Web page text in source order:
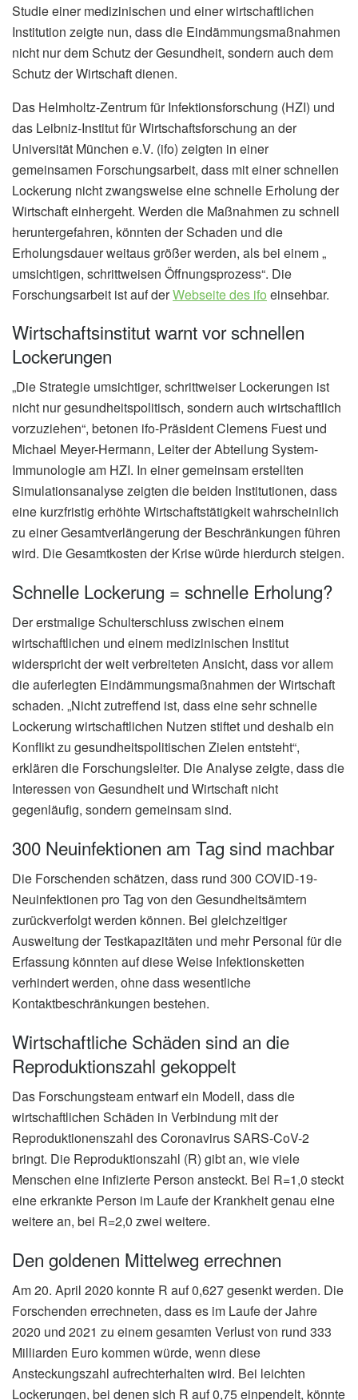
Studie einer medizinischen und einer wirtschaftlichen
Institution zeigte nun, dass die Eindämmungsmaßnahmen
nicht nur dem Schutz der Gesundheit, sondern auch dem
Schutz der Wirtschaft dienen.
Das Helmholtz-Zentrum für Infektionsforschung (HZI) und
das Leibniz-Institut für Wirtschaftsforschung an der
Universität München e.V. (ifo) zeigten in einer
gemeinsamen Forschungsarbeit, dass mit einer schnellen
Lockerung nicht zwangsweise eine schnelle Erholung der
Wirtschaft einhergeht. Werden die Maßnahmen zu schnell
heruntergefahren, könnten der Schaden und die
Erholungsdauer weitaus größer werden, als bei einem „
umsichtigen, schrittweisen Öffnungsprozess“. Die
Forschungsarbeit ist auf derWebseite des ifo einsehbar.
Wirtschaftsinstitut warnt vor schnellen
Lockerungen
„Die Strategie umsichtiger, schrittweiser Lockerungen ist
nicht nur gesundheitspolitisch, sondern auch wirtschaftlich
vorzuziehen“, betonen ifo-Präsident Clemens Fuest und
Michael Meyer-Hermann, Leiter der Abteilung System-
Immunologie am HZI. In einer gemeinsam erstellten
Simulationsanalyse zeigten die beiden Institutionen, dass
eine kurzfristig erhöhte Wirtschaftstätigkeit wahrscheinlich
zu einer Gesamtverlängerung der Beschränkungen führen
wird. Die Gesamtkosten der Krise würde hierdurch steigen.
Schnelle Lockerung = schnelle Erholung?
Der erstmalige Schulterschluss zwischen einem
wirtschaftlichen und einem medizinischen Institut
widerspricht der weit verbreiteten Ansicht, dass vor allem
die auferlegten Eindämmungsmaßnahmen der Wirtschaft
schaden. „Nicht zutreffend ist, dass eine sehr schnelle
Lockerung wirtschaftlichen Nutzen stiftet und deshalb ein
Konflikt zu gesundheitspolitischen Zielen entsteht“,
erklären die Forschungsleiter. Die Analyse zeigte, dass die
Interessen von Gesundheit und Wirtschaft nicht
gegenläufig, sondern gemeinsam sind.
300 Neuinfektionen am Tag sind machbar
Die Forschenden schätzen, dass rund 300 COVID-19-
Neuinfektionen pro Tag von den Gesundheitsämtern
zurückverfolgt werden können. Bei gleichzeitiger
Ausweitung der Testkapazitäten und mehr Personal für die
Erfassung könnten auf diese Weise Infektionsketten
verhindert werden, ohne dass wesentliche
Kontaktbeschränkungen bestehen.
Wirtschaftliche Schäden sind an die
Reproduktionszahl gekoppelt
Das Forschungsteam entwarf ein Modell, dass die
wirtschaftlichen Schäden in Verbindung mit der
Reproduktionenszahl des Coronavirus SARS-CoV-2
bringt. Die Reproduktionszahl (R) gibt an, wie viele
Menschen eine infizierte Person ansteckt. Bei R=1,0 steckt
eine erkrankte Person im Laufe der Krankheit genau eine
weitere an, bei R=2,0 zwei weitere.
Den goldenen Mittelweg errechnen
Am 20. April 2020 konnte R auf 0,627 gesenkt werden. Die
Forschenden errechneten, dass es im Laufe der Jahre
2020 und 2021 zu einem gesamten Verlust von rund 333
Milliarden Euro kommen würde, wenn diese
Ansteckungszahl aufrechterhalten wird. Bei leichten
Lockerungen, bei denen sich R auf 0,75 einpendelt, könnte